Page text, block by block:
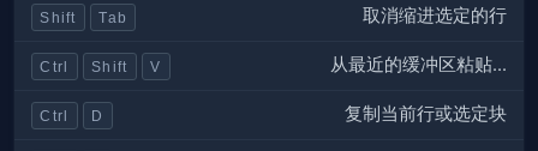
Shift Tab 取消缩进选定的行
Ctrl Shift V 从最近的缓冲区粘贴...
Ctrl D 复制当前行或选定块